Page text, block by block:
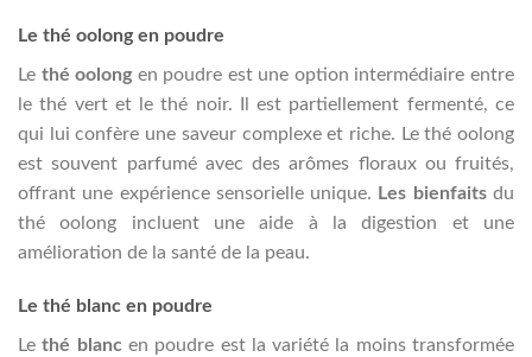
Le thé oolong en poudre
Le thé oolongen poudre est une option intermédiaire entre
le thé vert et le thé noir. Il est partiellement fermenté, ce
qui lui confère une saveur complexe et riche. Le thé oolong
est souvent parfumé avec des arômes floraux ou fruités,
offrant une expérience sensorielle unique. Les bienfaitsdu
thé oolong incluent une aide à la digestion et une
amélioration de la santé de la peau.
Le thé blanc en poudre
Lethé blancen poudre est la variété la moins transformée